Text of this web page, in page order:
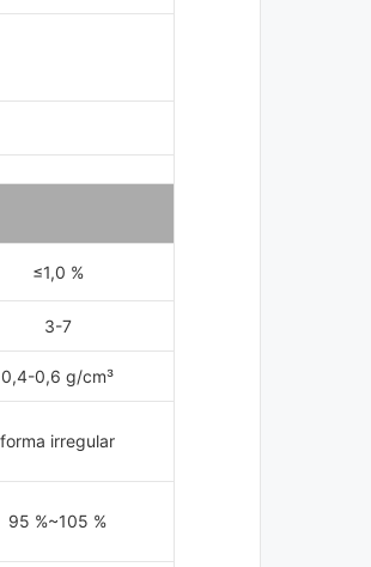
≤1,0 %
3-7
0,4-0,6 g/cm³
forma irregular
95 %~105 %